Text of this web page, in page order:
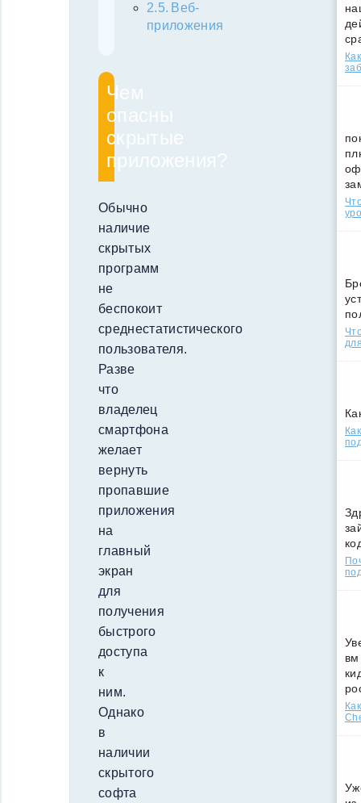
Веб-
приложения
Чем
опасны
скрытые
приложения?
Обычно
наличие
скрытых
программ
не
беспокоит
среднестатистического
пользователя.
Разве
что
владелец
смартфона
желает
вернуть
пропавшие
приложения
на
главный
экран
для
получения
быстрого
доступа
к
ним.
Однако
в
наличии
скрытого
софта
вм